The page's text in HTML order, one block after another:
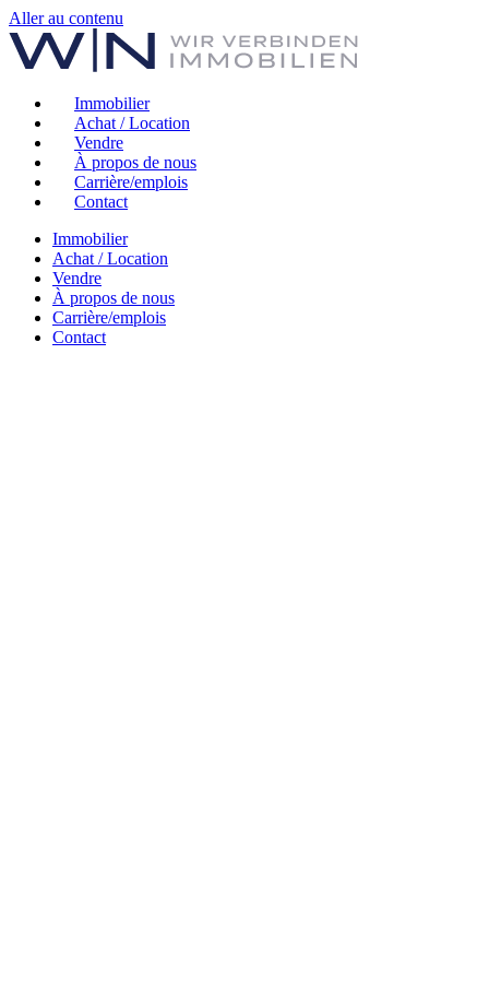
Aller au contenu
Immobilier
Achat / Location
Vendre
À propos de nous
Carrière/emplois
Contact
Immobilier
Achat / Location
Vendre
À propos de nous
Carrière/emplois
Contact